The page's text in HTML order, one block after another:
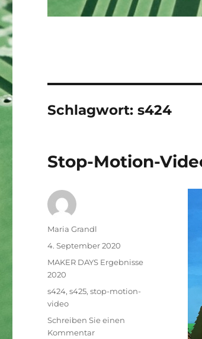
Schlagwort:s424
Stop-Motion-
Autor
Maria Grandl
Veröffentlicht
4. September 2020
Kategorien
MAKER DAYS Ergebnisse
2020
Schlagwörter
s424,s425,stop-motion-
video
Schreiben Sie einen
Kommentarzu